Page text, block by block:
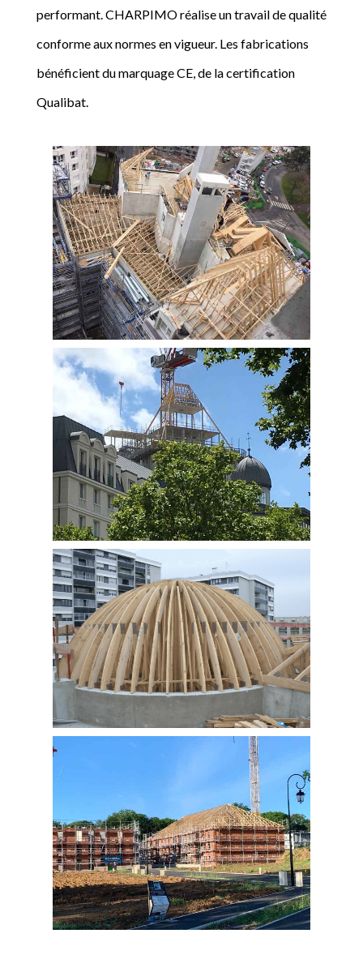
performant. CHARPIMO réalise un travail de qualité
conforme aux normes en vigueur. Les fabrications
bénéficient du marquage CE, de la certification
Qualibat.